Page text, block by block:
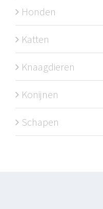
Honden
Katten
Knaagdieren
Konijnen
Schapen